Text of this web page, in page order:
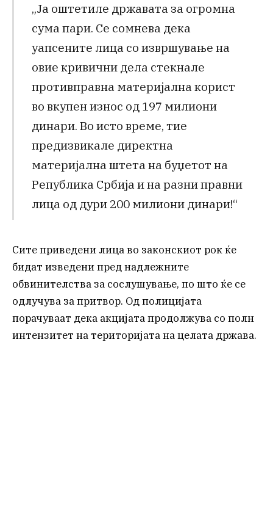
„Ја оштетиле државата за огромна
сума пари. Се сомнева дека
уапсените лица со извршување на
овие кривични дела стекнале
противправна материјална корист
во вкупен износ од 197 милиони
динари. Во исто време, тие
предизвикале директна
материјална штета на буџетот на
Република Србија и на разни правни
лица од дури 200 милиони динари!“
Сите приведени лица во законскиот рок ќе
бидат изведени пред надлежните
обвинителства за сослушување, по што ќе се
одлучува за притвор. Од полицијата
порачуваат дека акцијата продолжува со полн
интензитет на територијата на целата држава.